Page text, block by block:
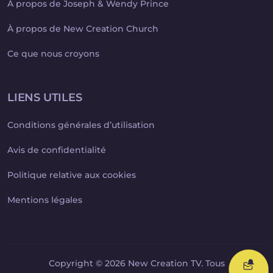
À propos de Joseph & Wendy Prince
À propos de New Creation Church
Ce que nous croyons
LIENS UTILES
Conditions générales d’utilisation
Avis de confidentialité
Politique relative aux cookies
Mentions légales
Copyright © 2026 New Creation TV. Tous